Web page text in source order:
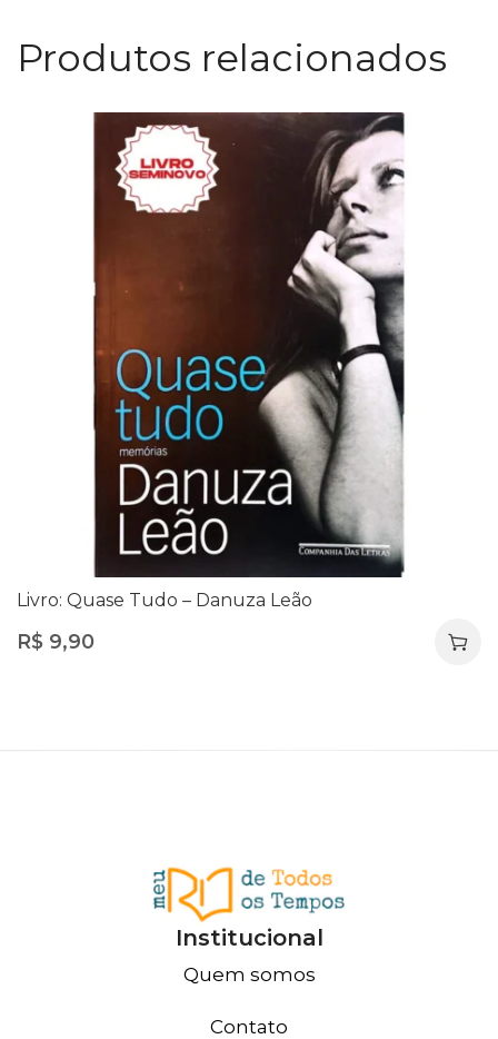
Produtos relacionados
Livro: Quase Tudo – Danuza Leão
R$ 9,90
Institucional
Quem somos
Contato